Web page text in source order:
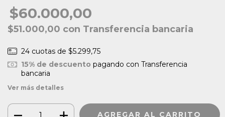
$60.000,00
$51.000,00 con Transferencia bancaria
24 cuotas de $5.299,75
15% de descuento pagando con Transferencia
bancaria
Ver más detalles